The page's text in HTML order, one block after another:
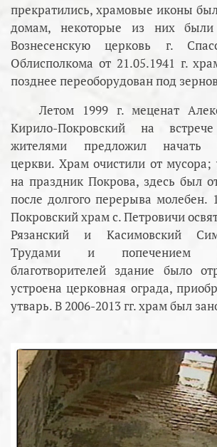
прекратились, храмовые иконы
домам, некоторые из них
Вознесенскую церковь г.
Облисполкома от 21.05.1941 г.
позднее переоборудован под
Летом 1999 г. меценат
Кирило-Покровский на
жителями предложил начать
церкви. Храм очистили от мусора;
на праздник Покрова, здесь был
после долгого перерыва молебен.
Покровский храм с. Петровичи
Рязанский и Касимовский
Трудами и попечением
благотворителей здание было
устроена церковная ограда,
утварь. В 2006-2013 гг. храм был